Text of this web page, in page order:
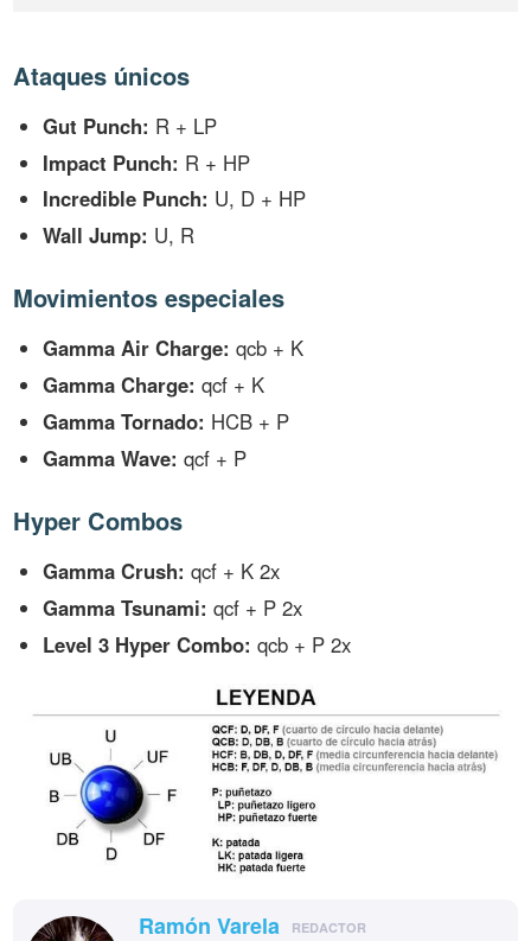
Ataques únicos
Gut Punch: R + LP
Impact Punch: R + HP
Incredible Punch: U, D + HP
Wall Jump: U, R
Movimientos especiales
Gamma Air Charge: qcb + K
Gamma Charge: qcf + K
Gamma Tornado: HCB + P
Gamma Wave: qcf + P
Hyper Combos
Gamma Crush: qcf + K 2x
Gamma Tsunami: qcf + P 2x
Level 3 Hyper Combo: qcb + P 2x
Ramón Varela REDACTOR